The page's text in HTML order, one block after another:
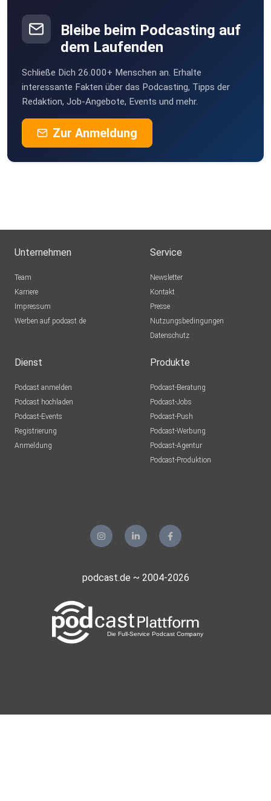
Bleibe beim Podcasting auf
dem Laufenden
Schließe Dich 26.000+ Menschen an. Erhalte
interessante Fakten über das Podcasting, Tipps der
Redaktion, Job-Angebote, Events und mehr.
Zur Anmeldung
Unternehmen
Team
Karriere
Impressum
Werben auf podcast.de
Service
Newsletter
Kontakt
Presse
Nutzungsbedingungen
Datenschutz
Dienst
Podcast anmelden
Podcast hochladen
Podcast-Events
Registrierung
Anmeldung
Produkte
Podcast-Beratung
Podcast-Jobs
Podcast-Push
Podcast-Werbung
Podcast-Agentur
Podcast-Produktion
podcast.de ~ 2004-2026